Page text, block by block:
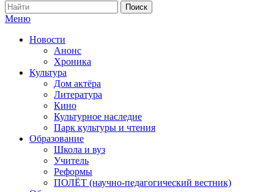
Меню
Новости
Анонс
Хроника
Культура
Дом актёра
Литература
Кино
Культурное наследие
Парк культуры и чтения
Образование
Школа и вуз
Учитель
Реформы
ПОЛЁТ (научно-педагогический вестник)